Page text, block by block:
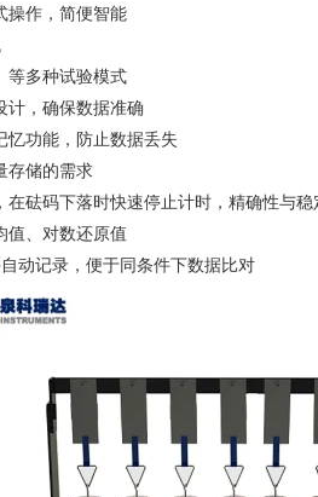
操作，简便智能
等多种试验模式
计，确保数据准确
忆功能，防止数据丢失
存储的需求
砝码下落时快速停止计时，精确性与稳
值、对数还原值
动记录，便于同条件下数据比对